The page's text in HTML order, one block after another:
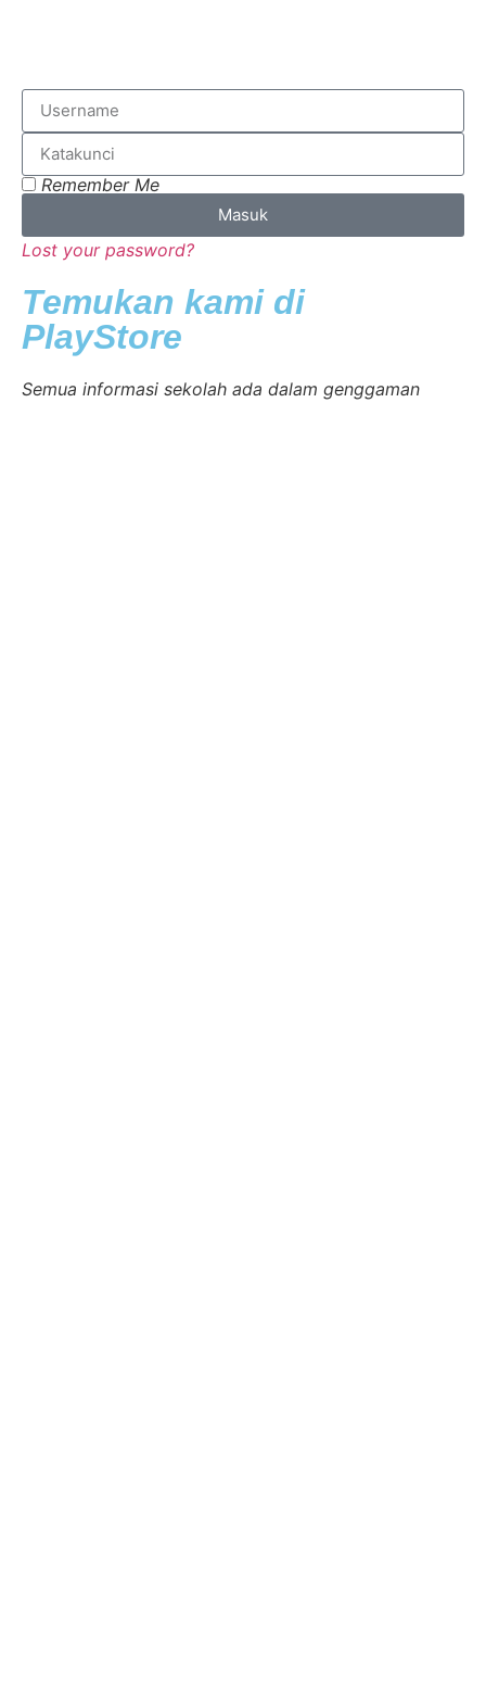
Remember Me
Masuk
Lost your password?
Temukan kami di
PlayStore
Semua informasi sekolah ada dalam genggaman